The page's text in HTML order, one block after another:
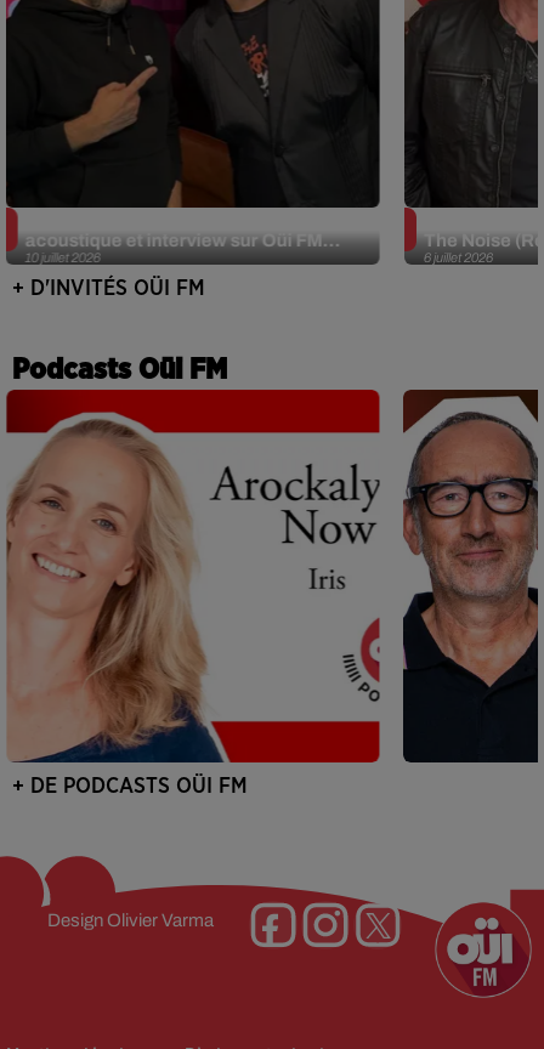
10 juillet 2026
acoustique et interview sur Oüi FM...
6 juillet 2026
The Noise
+ D'INVITÉS OÜI FM
Podcasts Oüi FM
+ DE PODCASTS OÜI FM
Design Olivier Varma